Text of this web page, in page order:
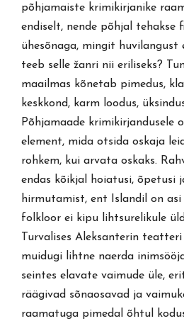
põhjamaiste krimikirjanike
endiselt, nende põhjal tehakse
ühesõnaga, mingit huvilangust
teeb selle žanri nii eriliseks?
maailmas kõnetab pimedus,
keskkond, karm loodus,
Põhjamaade krimikirjandusele
element, mida otsida oskaja
rohkem, kui arvata oskaks.
endas kõikjal hoiatusi, õpetusi
hirmutamist, ent Islandil on
folkloor ei kipu lihtsurelikule
Turvalises Aleksanterin
muidugi lihtne naerda
seintes elavate vaimude üle,
räägivad sõnaosavad ja
raamatuga pimedal õhtul